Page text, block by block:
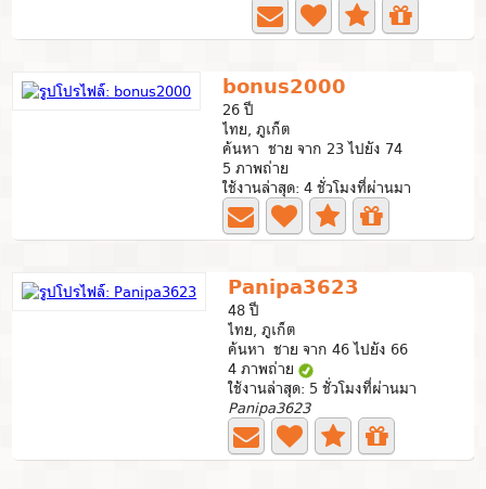
bonus2000
26 ปี
ไทย, ภูเก็ต
ค้นหา ชาย จาก 23 ไปยัง 74
5 ภาพถ่าย
ใช้งานล่าสุด: 4 ชั่วโมงที่ผ่านมา
Panipa3623
48 ปี
ไทย, ภูเก็ต
ค้นหา ชาย จาก 46 ไปยัง 66
4 ภาพถ่าย
ใช้งานล่าสุด: 5 ชั่วโมงที่ผ่านมา
Panipa3623